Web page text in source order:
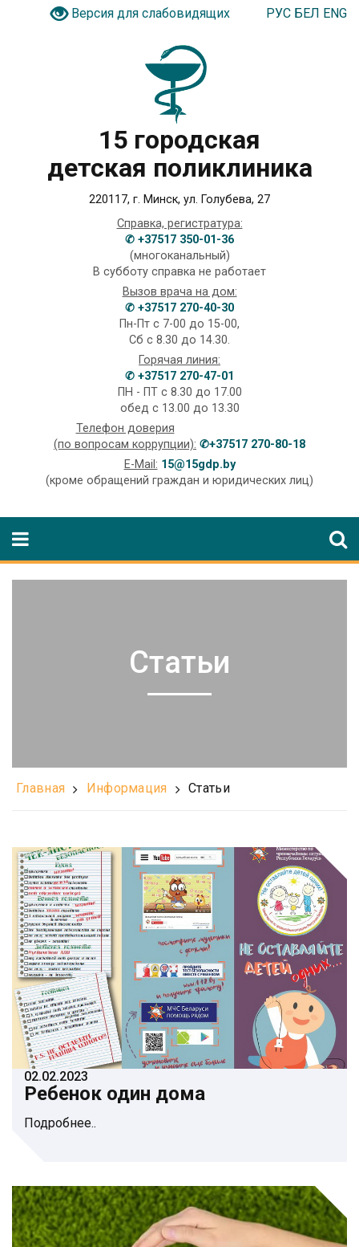
Версия для слабовидящих РУС БЕЛ ENG
15 городская
детская поликлиника
220117, г. Минск, ул. Голубева, 27
Справка, регистратура:
✆ +37517 350-01-36
(многоканальный)
В субботу справка не работает
Вызов врача на дом:
✆ +37517 270-40-30
Пн-Пт с 7-00 до 15-00,
Сб с 8.30 до 14.30.
Горячая линия:
✆ +37517 270-47-01
ПН - ПТ с 8.30 до 17.00
обед с 13.00 до 13.30
Телефон доверия
(по вопросам коррупции): ✆+37517 270-80-18
E-Mail: 15@15gdp.by
(кроме обращений граждан и юридических лиц)
Статьи
Главная Информация Статьи
02.02.2023
Ребенок один дома
Подробнее..